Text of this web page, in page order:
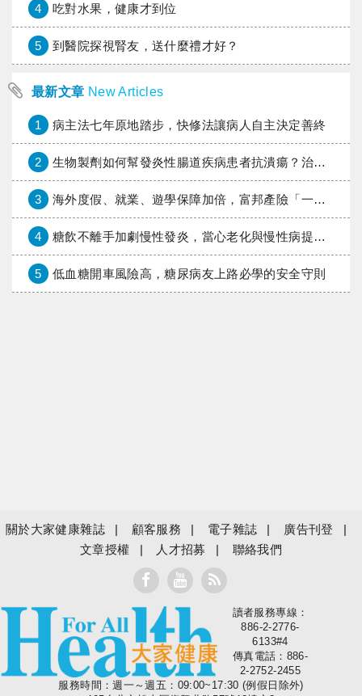
4 吃對水果，健康才到位
5 到醫院探視腎友，送什麼禮才好？
最新文章 New Articles
1 病主法七年原地踏步，快修法讓病人自主決定善終
2 生物製劑如何幫發炎性腸道疾病患者抗潰瘍？治療進展與健保給付困境一次看
3 海外度假、就業、遊學保障加倍，富邦產險「一期逐夢」專案加碼遠距醫療與緊急救援
4 糖飲不離手加劇慢性發炎，當心老化與慢性病提早報到
5 低血糖開車風險高，糖尿病友上路必學的安全守則
關於大家健康雜誌 顧客服務 電子雜誌
廣告刊登
文章授權
人才招募 聯絡我們
大家健康
讀者服務專線：
886-2-2776-
6133#4
傳真電話：886-
2-2752-2455
服務時間：週一～週五：09:00~17:30 (例假日除外)